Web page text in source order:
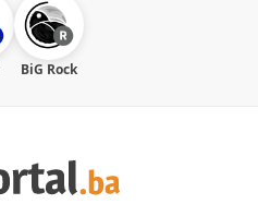
BiG Rock